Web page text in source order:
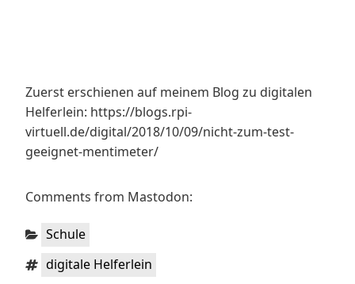
Zuerst erschienen auf meinem Blog zu digitalen
Helferlein: https://blogs.rpi-
virtuell.de/digital/2018/10/09/nicht-zum-test-
geeignet-mentimeter/
Comments from Mastodon:
Kategorien:
Schule
Schlagwörter:
digitale Helferlein